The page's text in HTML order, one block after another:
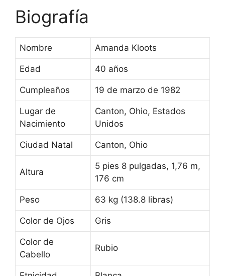
Biografía
Nombre Amanda Kloots
Edad 40 años
Cumpleaños 19 de marzo de 1982
Lugar de
Nacimiento
Canton, Ohio, Estados
Unidos
Ciudad Natal Canton, Ohio
Altura
5 pies 8 pulgadas, 1,76 m,
176 cm
Peso 63 kg (138.8 libras)
Color de Ojos Gris
Color de
Cabello
Rubio